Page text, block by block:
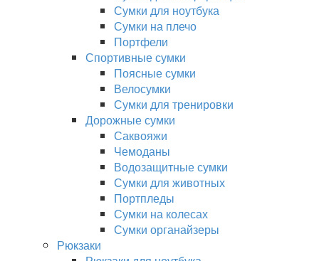
Сумки для ноутбука
Сумки на плечо
Портфели
Спортивные сумки
Поясные сумки
Велосумки
Сумки для тренировки
Дорожные сумки
Саквояжи
Чемоданы
Водозащитные сумки
Сумки для животных
Портпледы
Сумки на колесах
Сумки органайзеры
Рюкзаки